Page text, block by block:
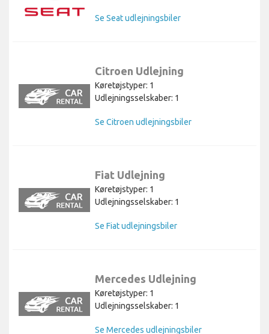
Se Seat udlejningsbiler
Citroen Udlejning
Køretøjstyper: 1
Udlejningsselskaber: 1
Se Citroen udlejningsbiler
Fiat Udlejning
Køretøjstyper: 1
Udlejningsselskaber: 1
Se Fiat udlejningsbiler
Mercedes Udlejning
Køretøjstyper: 1
Udlejningsselskaber: 1
Se Mercedes udlejningsbiler